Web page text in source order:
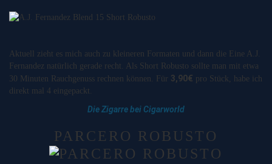
Aktuell zieht es mich auch zu kleineren Formaten und dann die Eine A.J.
Fernandez natürlich gerade recht. Als Short Robusto sollte man mit etwa
30 Minuten Rauchgenuss rechnen können. Für 3,90€ pro Stück, habe ich
direkt mal 4 eingepackt.
Die Zigarre bei Cigarworld
PARCERO ROBUSTO